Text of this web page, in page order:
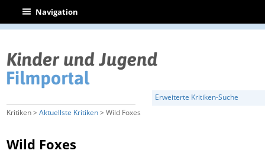
| Navigation
Erweiterte Kritiken-Suche
Kritiken >Aktuellste Kritiken> Wild Foxes
Wild Foxes